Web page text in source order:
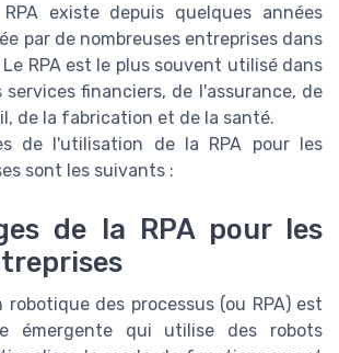
existe depuis quelques années
par de nombreuses entreprises dans
Le RPA est le plus souvent utilisé dans
services financiers, de l'assurance, de
de la fabrication et de la santé.
de l'utilisation de la RPA pour les
sont les suivants :
de la RPA pour les
robotique des processus (ou RPA) est
émergente qui utilise des robots